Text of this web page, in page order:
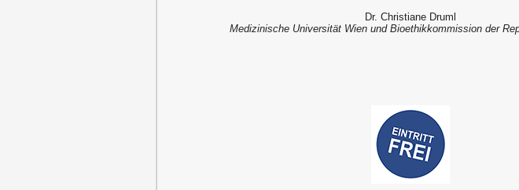
Dr. Christiane Druml
Medizinische Universität Wien und Bioethikkommission der